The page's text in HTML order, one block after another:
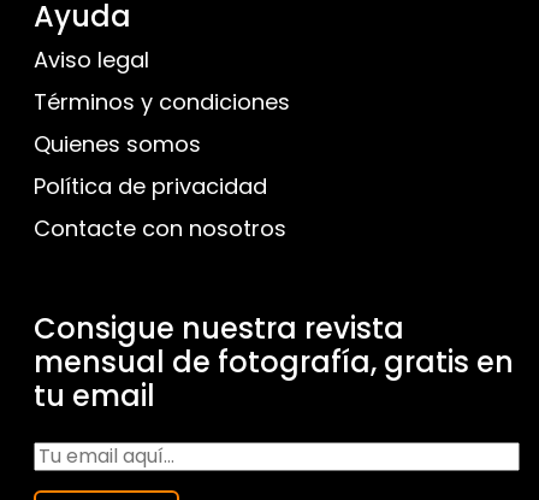
Ayuda
Aviso legal
Términos y condiciones
Quienes somos
Política de privacidad
Contacte con nosotros
Consigue nuestra revista
mensual de fotografía, gratis en
tu email